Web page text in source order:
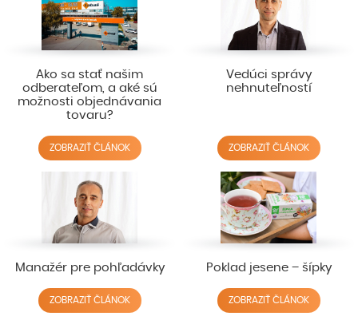
Ako sa stať našim
odberateľom, a aké sú
možnosti objednávania
tovaru?
ZOBRAZIŤ ČLÁNOK
Vedúci správy
nehnuteľností
ZOBRAZIŤ ČLÁNOK
Manažér pre pohľadávky
ZOBRAZIŤ ČLÁNOK
Poklad jesene – šípky
ZOBRAZIŤ ČLÁNOK